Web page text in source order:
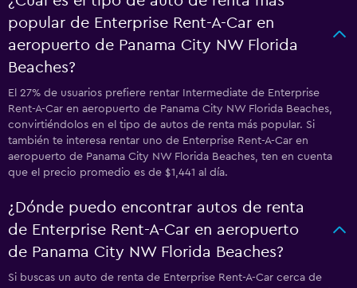
popular de Enterprise Rent-A-Car en
aeropuerto de Panama City NW Florida
Beaches?
El 27% de usuarios prefiere rentar Intermediate de Enterprise
Rent-A-Car en aeropuerto de Panama City NW Florida Beaches,
convirtiéndolos en el tipo de autos de renta más popular. Si
también te interesa rentar uno de Enterprise Rent-A-Car en
aeropuerto de Panama City NW Florida Beaches, ten en cuenta
que el precio promedio es de $1,441 al día.
¿Dónde puedo encontrar autos de renta
de Enterprise Rent-A-Car en aeropuerto
de Panama City NW Florida Beaches?
Si buscas un auto de renta de Enterprise Rent-A-Car cerca de